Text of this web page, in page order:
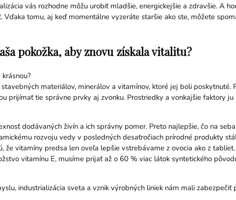
vás rozhodne môžu urobiť mladšie, energickejšie a zdravšie. A
tomu, aj keď momentálne vyzeráte staršie ako ste, môžete
pokožka, aby znovu získala vitalitu?
materiálov, minerálov a vitamínov, ktoré jej boli poskytnuté.
prijímať tie správne prvky aj zvonku. Prostriedky a vonkajšie faktory
dodávaných živín a ich správny pomer. Preto najlepšie, čo na
rozvoju vedy v posledných desaťročiach prírodné produkty
že vitamíny predsa len oveľa lepšie vstrebávame z ovocia ako z tabliet.
vitamínu E, musíme prijať až o 60 % viac látok syntetického
industrializácia sveta a vznik výrobných liniek nám mali